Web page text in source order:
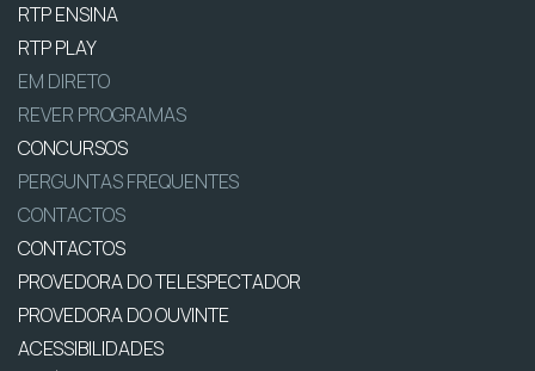
RTP ENSINA
RTP PLAY
EM DIRETO
REVER PROGRAMAS
CONCURSOS
PERGUNTAS FREQUENTES
CONTACTOS
CONTACTOS
PROVEDORA DO TELESPECTADOR
PROVEDORA DO OUVINTE
ACESSIBILIDADES